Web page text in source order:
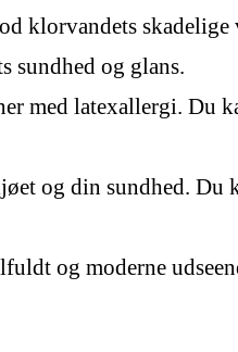
klorvandets
sundhed og glans.
med latexallergi. Du
og din sundhed. Du
og moderne